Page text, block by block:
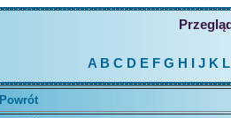
A B C D EFG H J K L
Powrót